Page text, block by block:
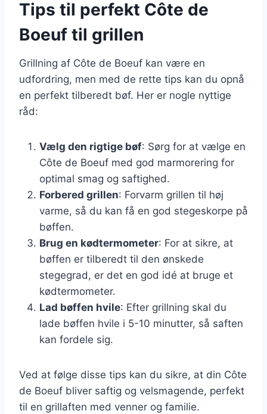
Tips til perfekt Côte de
Boeuf til grillen
Grillning af Côte de Boeuf kan være en
udfordring, men med de rette tips kan du opnå
en perfekt tilberedt bøf. Her er nogle nyttige
råd:
Vælg den rigtige bøf: Sørg for at vælge en
Côte de Boeuf med god marmorering for
optimal smag og saftighed.
Forbered grillen: Forvarm grillen til høj
varme, så du kan få en god stegeskorpe på
bøffen.
Brug en kødtermometer: For at sikre, at
bøffen er tilberedt til den ønskede
stegegrad, er det en god idé at bruge et
kødtermometer.
Lad bøffen hvile: Efter grillning skal du
lade bøffen hvile i 5-10 minutter, så saften
kan fordele sig.
Ved at følge disse tips kan du sikre, at din Côte
de Boeuf bliver saftig og velsmagende, perfekt
til en grillaften med venner og familie.